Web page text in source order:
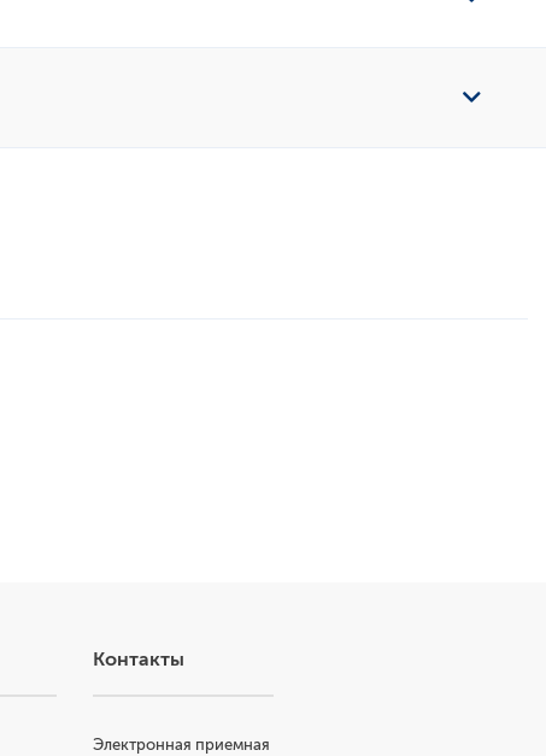
Контакты
Электронная приемная